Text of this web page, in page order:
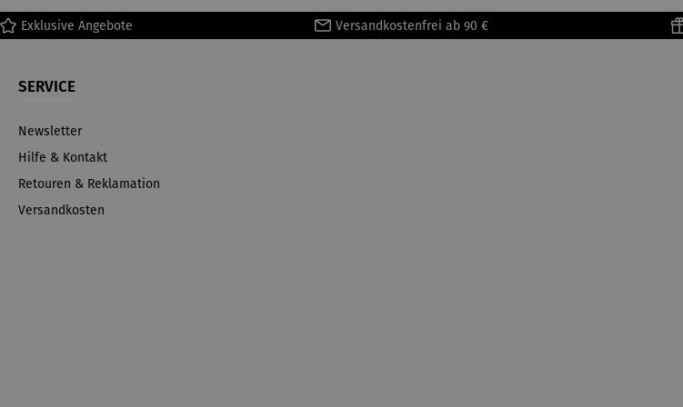
Metallges
Exklusive Angebote Versandkostenfrei ab 90 €
SERVICE
Newsletter
Hilfe & Kontakt
Retouren & Reklamation
Versandkosten